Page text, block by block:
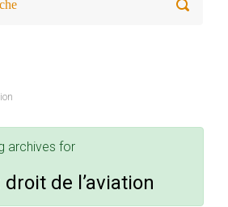
archives for
droit de l’aviation